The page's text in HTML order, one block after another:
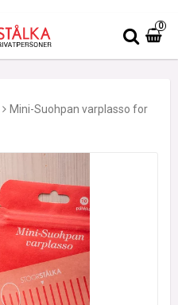
0
Mini-Suohpan varplasso for